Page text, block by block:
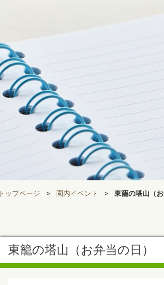
トップページ > 園内イベント > 東籠の塔山（お
東籠の塔山（お弁当の日）